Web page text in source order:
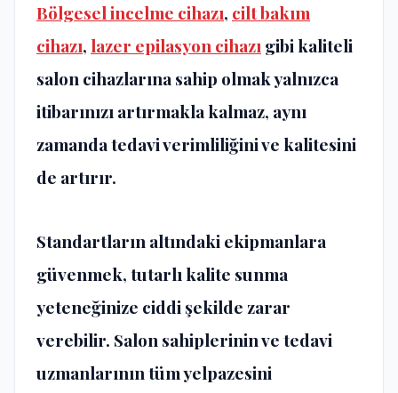
Bölgesel incelme cihazı, cilt bakım
cihazı, lazer epilasyon cihazıgibi kaliteli
salon cihazlarına sahip olmak yalnızca
itibarınızı artırmakla kalmaz, aynı
zamanda tedavi verimliliğini ve kalitesini
de artırır.
Standartların altındaki ekipmanlara
güvenmek, tutarlı kalite sunma
yeteneğinize ciddi şekilde zarar
verebilir. Salon sahiplerinin ve tedavi
uzmanlarının tüm yelpazesini